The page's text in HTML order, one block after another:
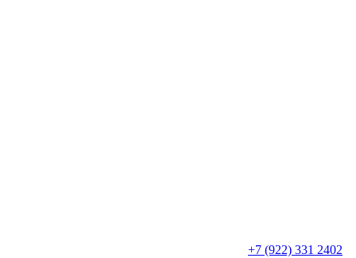
+7 (922) 331 2402